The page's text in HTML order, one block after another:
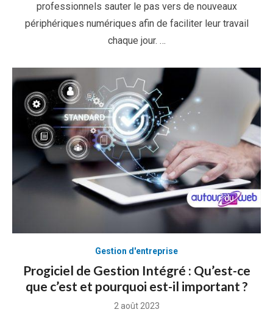
professionnels sauter le pas vers de nouveaux
périphériques numériques afin de faciliter leur travail
chaque jour. …
Gestion d'entreprise
Progiciel de Gestion Intégré : Qu’est-ce
que c’est et pourquoi est-il important ?
Posted
2 août 2023